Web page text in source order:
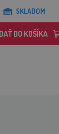
SKLADOM
DO KOŠÍKA